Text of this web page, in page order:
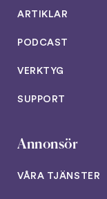
ARTIKLAR
PODCAST
VERKTYG
SUPPORT
Annonsör
VÅRA TJÄNSTER